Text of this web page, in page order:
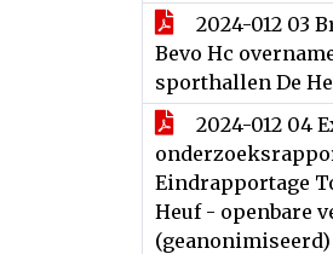
2024-012 03
Bevo Hc
sporthallen De
2024-012 04
Eindrapportage
Heuf - openbare
(geanonimiseerd)